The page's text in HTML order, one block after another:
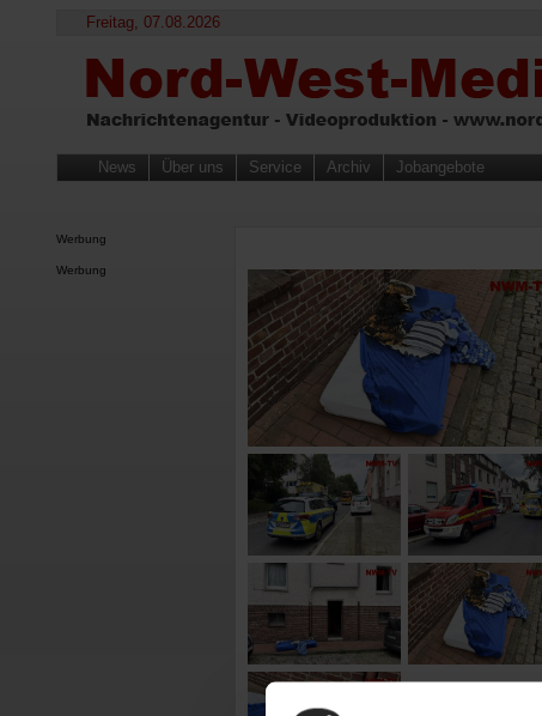
Freitag, 07.08.2026
News Über uns Service Archiv Jobangebote
Werbung
Werbung